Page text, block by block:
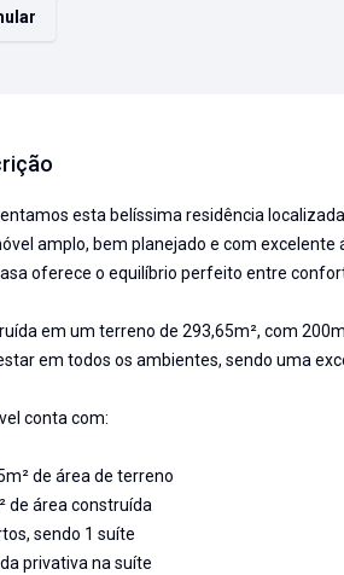
esta belíssima residência
amplo, bem planejado e com
oferece o equilíbrio perfeito entre
em um terreno de 293,65m², com
em todos os ambientes, sendo uma
conta com:
de área de terreno
de área construída
sendo 1 suíte
privativa na suíte